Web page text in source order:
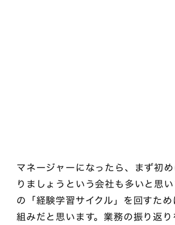
マネージャーになったら、まず初
りましょうという会社も多いと思
の「経験学習サイクル」を回すた
組みだと思います。業務の振り返